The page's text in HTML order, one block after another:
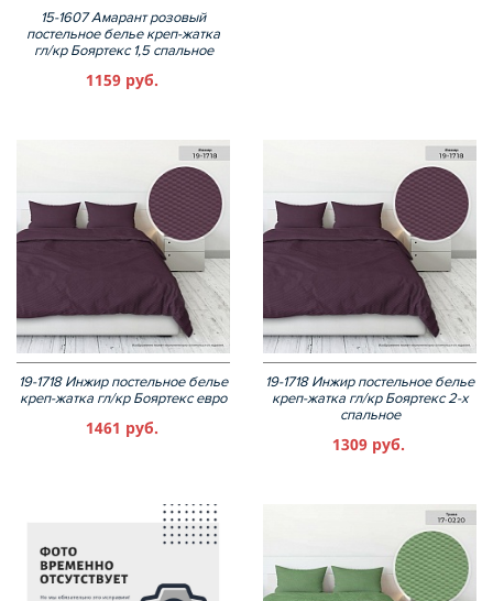
15-1607 Амарант розовый
постельное белье креп-жатка
гл/кр Бояртекс 1,5 спальное
1159 руб.
19-1718 Инжир постельное белье
креп-жатка гл/кр Бояртекс евро
1461 руб.
19-1718 Инжир постельное белье
креп-жатка гл/кр Бояртекс 2-х
спальное
1309 руб.